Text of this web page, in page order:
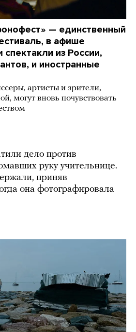
— единственный
в афише
спектакли из России,
и иностранные
артисты и зрители,
могут вновь почувствовать
дело против
руку учительнице.
приняв
она фотографировала